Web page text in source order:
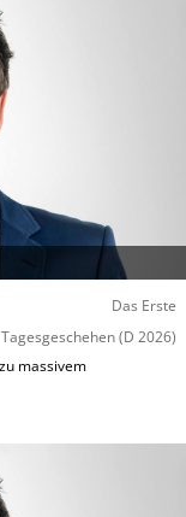
Das Erste
Tagesgeschehen(D 2026)
massivem